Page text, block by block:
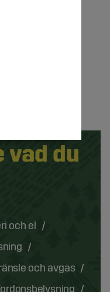
vad du
och el
och avgas